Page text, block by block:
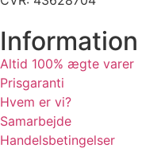
Information
Altid 100% ægte varer
Prisgaranti
Hvem er vi?
Samarbejde
Handelsbetingelser